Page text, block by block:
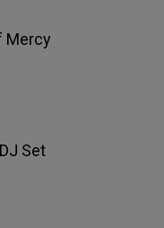
Mercy
Set